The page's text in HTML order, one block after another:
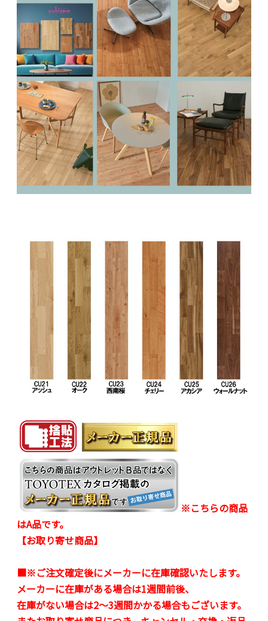
※こちらの商品
はA品です。
【お取り寄せ商品】
■※ご注文確定後にメーカーに在庫確認いたします。
メーカーに在庫がある場合は1週間前後、
在庫がない場合は2～3週間かかる場合もございます。